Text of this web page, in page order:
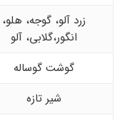
زرد آلو، گوجه، هلو،
انگور،گلابی، آلو
گوشت گوساله
شیر تازه